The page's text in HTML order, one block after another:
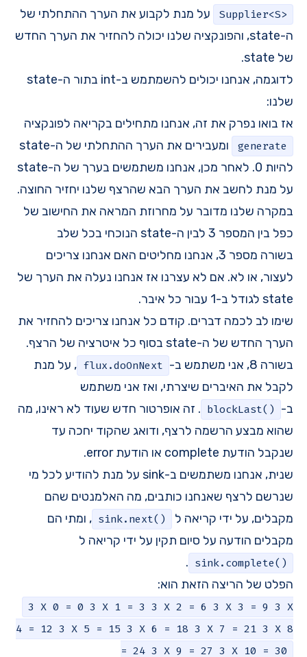
Supplier<S>
על מנת לקבוע את הערך ההתחלתי של
ה-state, והפונקציה שלנו יכולה להחזיר את הערך החדש
של state.
לדוגמה, אנחנו יכולים להשמתמש ב-int בתור ה-state
שלנו:
אז בואו נפרק את זה, אנחנו מתחילים בקריאה לפונקציה
generate
ומעבירים את הערך ההתחלתי של ה-state
להיות 0. לאחר מכן, אנחנו משתמשים בערך של ה-state
על מנת לחשב את הערך הבא שהרצף שלנו יחזיר החוצה.
במקרה שלנו מדובר על מחרוזת המראה את החישוב של
כפל בין המספר 3 לבין ה-state הנוכחי בכל שלב
בשורה מספר 3, אנחנו מחליטים האם אנחנו צריכים
לעצור, או לא. אם לא עצרנו אז אנחנו נעלה את הערך של
state לגודל ב-1 עבור כל איבר.
שימו לב לכמה דברים. קודם כל אנחנו צריכים להחזיר את
הערך החדש של ה-state בסוף כל איטרציה של הרצף.
בשורה 8, אני משתמש ב-
flux.doOnNext , על מנת
לקבל את האיברים שיצרתי, ואז אני משתמש
ב- blockLast() . זה אופרטור חדש שעוד לא ראינו, מה
שהוא מבצע הרשמה לרצף, ודואג שהקוד יחכה עד
שנקבל הודעת complete או הודעת error.
שנית, אנחנו משתמשים ב-sink על מנת להודיע לכל מי
שנרשם לרצף שאנחנו כותבים, מה האלמנטים שהם
מקבלים, על ידי קריאה ל
sink.next() , ומתי הם
מקבלים הודעה על סיום תקין על ידי קריאה ל
sink.complete()
.
הפלט של הריצה הזאת הוא:
3 X 0 = 0 3 X 1 = 3 3 X 2 = 6 3 X 3 = 9 3 X
4 = 12 3 X 5 = 15 3 X 6 = 18 3 X 7 = 21 3 X 8
= 24 3 X 9 = 27 3 X 10 = 30